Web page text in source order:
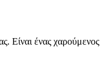
Είναι ένας